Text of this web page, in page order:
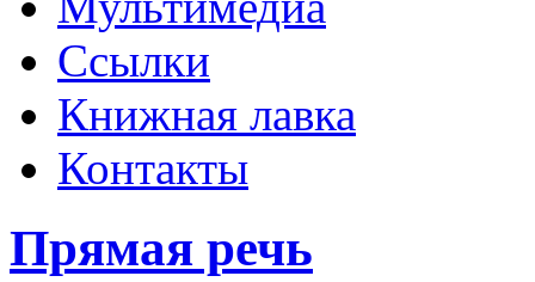
Ссылки
Книжная лавка
Контакты
Прямая речь